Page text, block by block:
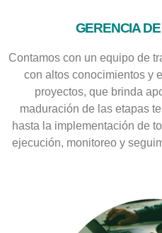
GERENCIA
Contamos con un equipo de
con altos conocimientos y
proyectos, que brinda
maduración de las etapas
hasta la implementación de
ejecución, monitoreo y